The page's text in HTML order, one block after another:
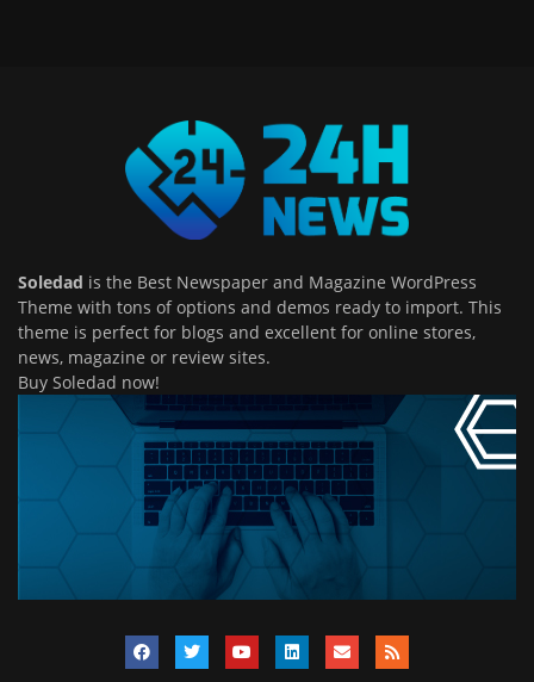
Soledad is the Best Newspaper and Magazine WordPress
Theme with tons of options and demos ready to import. This
theme is perfect for blogs and excellent for online stores,
news, magazine or review sites.
Buy Soledad now!